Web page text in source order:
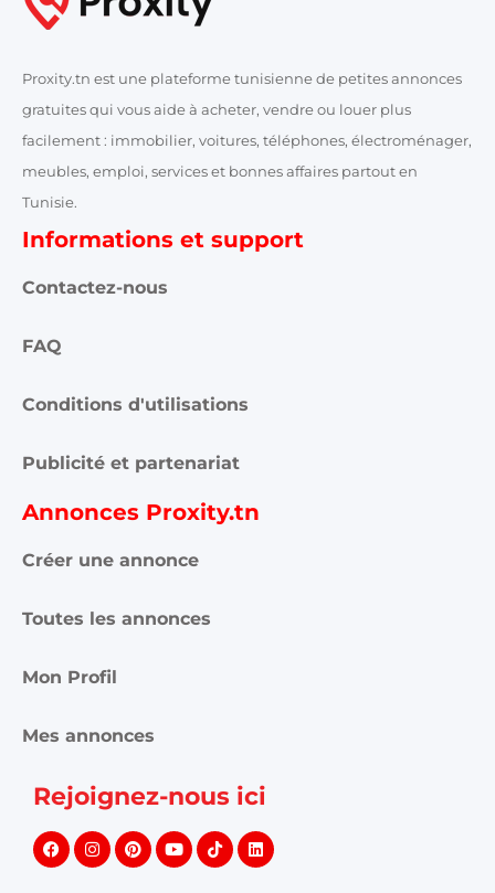
Proxity.tn est une plateforme tunisienne de petites annonces
gratuites qui vous aide à acheter, vendre ou louer plus
facilement : immobilier, voitures, téléphones, électroménager,
meubles, emploi, services et bonnes affaires partout en
Tunisie.
Informations et support
Contactez-nous
FAQ
Conditions d'utilisations
Publicité et partenariat
Annonces Proxity.tn
Créer une annonce
Toutes les annonces
Mon Profil
Mes annonces
Rejoignez-nous ici